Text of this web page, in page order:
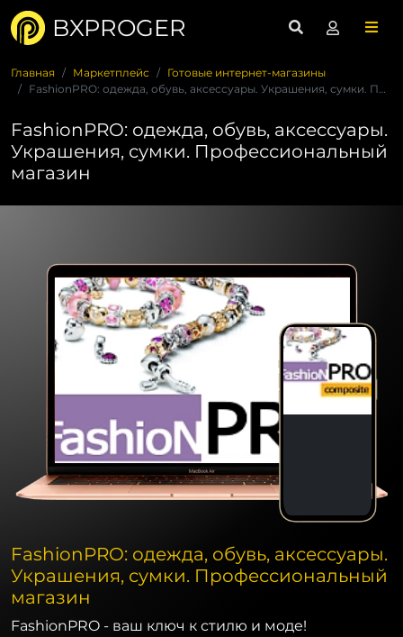
BXPROGER
Главная Маркетплейс
Готовые интернет-магазины
FashionPRO: одежда, обувь, аксессуары. Украшения, сумки. Про...
FashionPRO: одежда, обувь, аксессуары.
Украшения, сумки. Профессиональный
магазин
FashionPRO: одежда, обувь, аксессуары.
Украшения, сумки. Профессиональный
магазин
FashionPRO - ваш ключ к стилю и моде!